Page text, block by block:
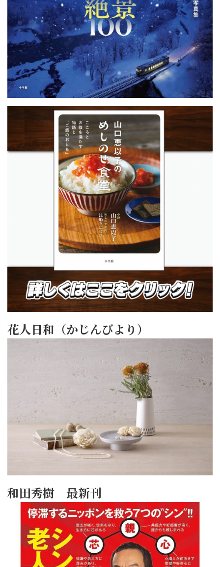
花人日和（かじんびより）
和田秀樹 最新刊